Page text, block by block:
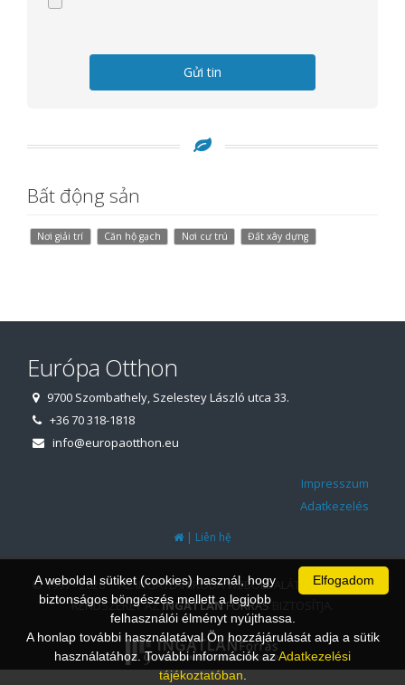
Gửi tin
Bất động sản
Nơi giải trí Căn hộ gạch Nơi cư trú Đất xây dựng
Európa Otthon
9700 Szombathely, Szelestey László utca 33.
+36 70 318-1818
info@europaotthon.eu
Impresszum
Adatkezelés
| Liên hệ
© 1997 - 2026 AZ INGATLANIRODA WEBOLDALÁT ÉS ÜGYVITELI
RENDSZERÉT AZINGATLANFORRÁSBIZTOSÍTJA.
Elfogadom
A weboldal sütiket (cookies) használ, hogy
biztonságos böngészés mellett a legjobb
felhasználói élményt nyújthassa.
A honlap további használatával Ön hozzájárulását adja a sütik
használatához. További információk azAdatkezelési
tájékoztatóban